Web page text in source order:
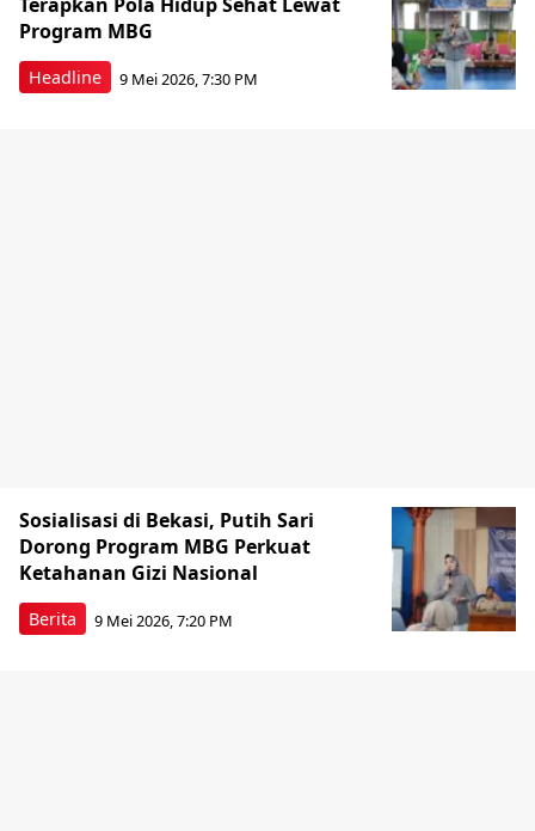
Headline
Program MBG
9 Mei 2026, 7:30 PM
Berita
Sosialisasi di Bekasi, Putih Sari
Dorong Program MBG Perkuat
Ketahanan Gizi Nasional
9 Mei 2026, 7:20 PM